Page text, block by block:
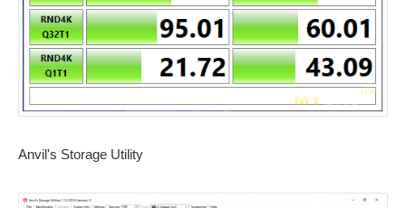
Anvil's Storage Utility